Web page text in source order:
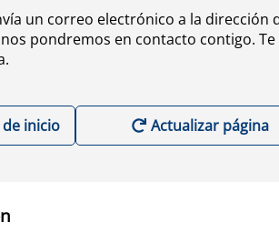
un correo electrónico a la dirección
pondremos en contacto contigo. Te
de inicio Actualizar página